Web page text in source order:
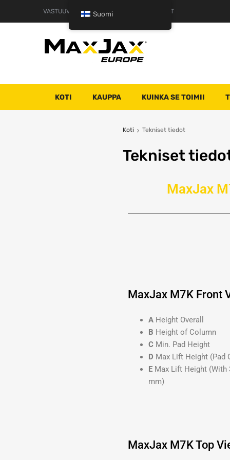
VASTUUVAPAUSLAUSEKE KÄYTTÖEHDOT
KOTI KAUPPA KUINKA SE TOIMII
Koti Tekniset tiedot
Tekniset
MaxJax
MaxJax M7K Front
A Height Overall
B Height of Column
C Min. Pad Height
D Max Lift Height
E Max Lift Height
mm)
MaxJax M7K Top
Suomi